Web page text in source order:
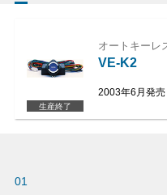
生産終了
オートキーレ
VE-K2
2003年6月発売
01